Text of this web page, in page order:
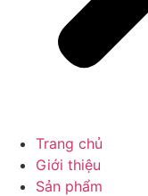
Trang chủ
Giới thiệu
Sản phẩm